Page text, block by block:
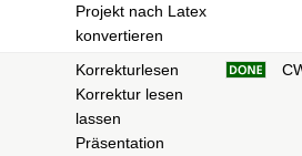
Projekt nach Latex
konvertieren
Korrekturlesen
Korrektur lesen
lassen
Präsentation